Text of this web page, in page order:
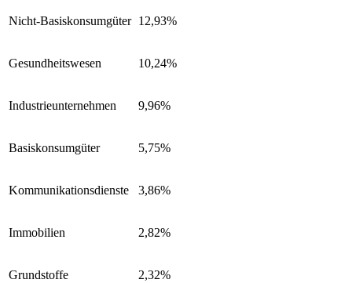
Nicht-Basiskonsumgüter 12,93%
Gesundheitswesen 10,24%
Industrieunternehmen 9,96%
Basiskonsumgüter 5,75%
Kommunikationsdienste 3,86%
Immobilien 2,82%
Grundstoffe 2,32%